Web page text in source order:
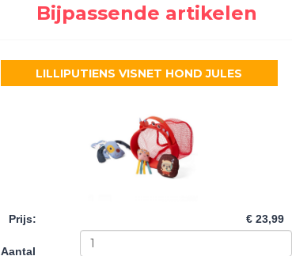
Bijpassende artikelen
LILLIPUTIENS VISNET HOND JULES
Prijs: € 23,99
Aantal